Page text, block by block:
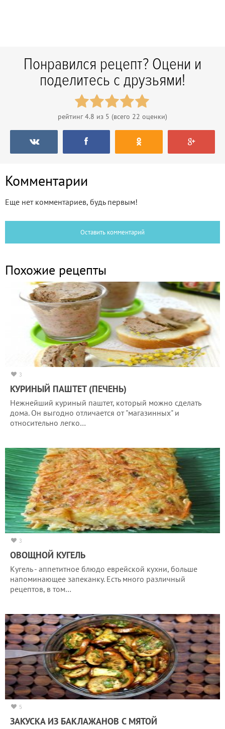
Понравился рецепт? Оцени и
поделитесь с друзьями!
рейтинг4.8 из 5 (всего 22 оценки)
Комментарии
Еще нет комментариев, будь первым!
Оставить комментарий
Похожие рецепты
3
КУРИНЫЙ ПАШТЕТ (ПЕЧЕНЬ)
Нежнейший куриный паштет, который можно сделать
дома. Он выгодно отличается от "магазинных" и
относительно легко…
3
ОВОЩНОЙ КУГЕЛЬ
Кугель - аппетитное блюдо еврейской кухни, больше
напоминающее запеканку. Есть много различный
рецептов, в том…
5
ЗАКУСКА ИЗ БАКЛАЖАНОВ С МЯТОЙ